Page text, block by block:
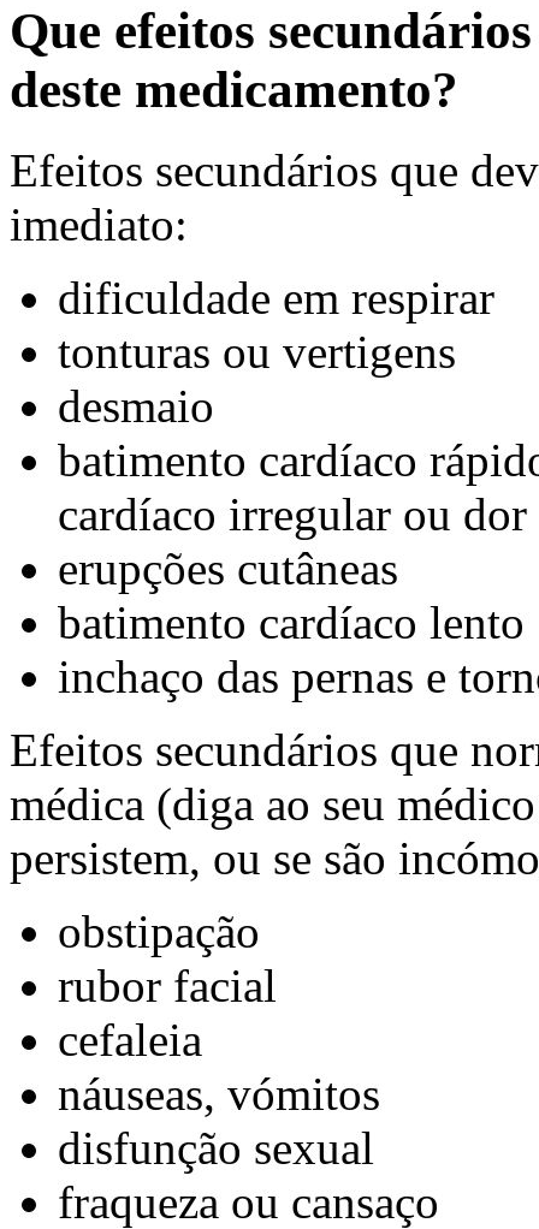
Que efeitos
deste medicamento?
Efeitos secundários que
imediato:
dificuldade em respirar
tonturas ou vertigens
desmaio
batimento cardíaco
cardíaco irregular ou dor
erupções cutâneas
batimento cardíaco lento
inchaço das pernas e
Efeitos secundários que
médica (diga ao seu
persistem, ou se são
obstipação
rubor facial
cefaleia
náuseas, vómitos
disfunção sexual
fraqueza ou cansaço